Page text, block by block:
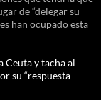
de “delegar su
han ocupado esta
Ceuta y tacha al
su “respuesta